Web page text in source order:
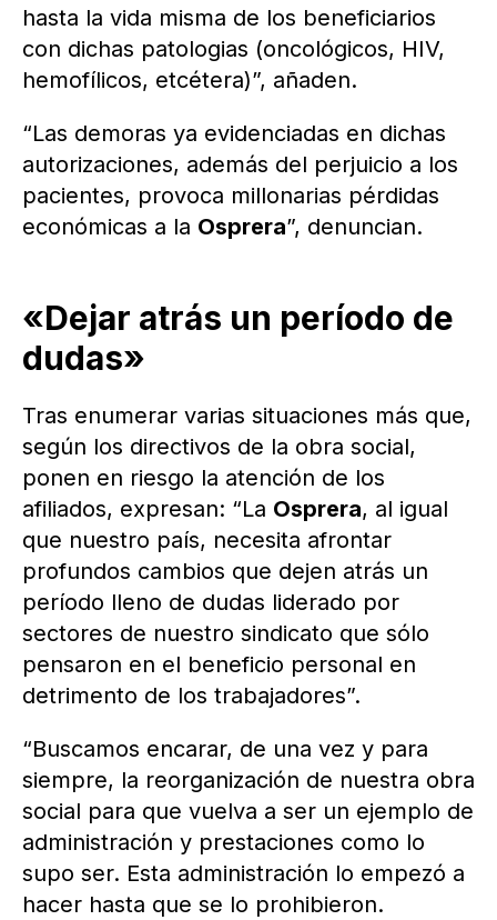
hasta la vida misma de los beneficiarios
con dichas patologias (oncológicos, HIV,
hemofílicos, etcétera)”, añaden.
“Las demoras ya evidenciadas en dichas
autorizaciones, además del perjuicio a los
pacientes, provoca millonarias pérdidas
económicas a la Osprera”, denuncian.
«Dejar atrás un período de
dudas»
Tras enumerar varias situaciones más que,
según los directivos de la obra social,
ponen en riesgo la atención de los
afiliados, expresan: “La Osprera, al igual
que nuestro país, necesita afrontar
profundos cambios que dejen atrás un
período lleno de dudas liderado por
sectores de nuestro sindicato que sólo
pensaron en el beneficio personal en
detrimento de los trabajadores”.
“Buscamos encarar, de una vez y para
siempre, la reorganización de nuestra obra
social para que vuelva a ser un ejemplo de
administración y prestaciones como lo
supo ser. Esta administración lo empezó a
hacer hasta que se lo prohibieron.